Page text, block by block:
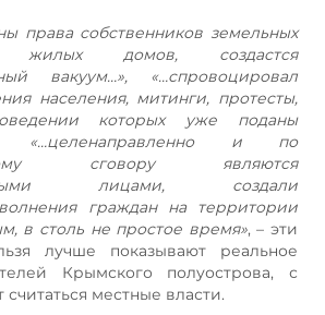
права собственников земельных
жилых домов, создастся
вакуум…», «…спровоцировал
населения, митинги, протесты,
которых уже поданы
«…целенаправленно и по
сговору являются
лицами, создали
граждан на территории
в столь не простое время», – эти
лучше показывают реальное
Крымского полуострова, с
считаться местные власти.